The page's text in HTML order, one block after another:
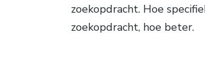
zoekopdracht. Hoe
zoekopdracht, hoe beter.